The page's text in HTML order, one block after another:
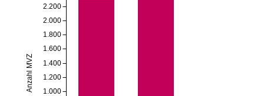
Anzahl MVZ 1.000
1.200
1.400
1.600
1.800
2.000
2.200